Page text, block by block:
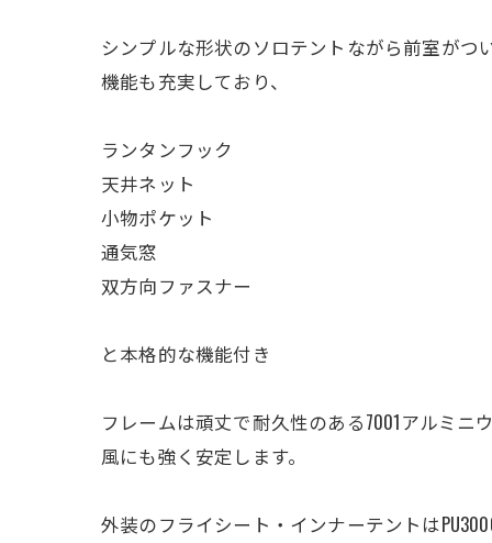
シンプルな形状のソロテントながら前室がつ
機能も充実しており、
ランタンフック
天井ネット
小物ポケット
通気窓
双方向ファスナー
と本格的な機能付き
フレームは頑丈で耐久性のある7001アルミニ
風にも強く安定します。
外装のフライシート・インナーテントは